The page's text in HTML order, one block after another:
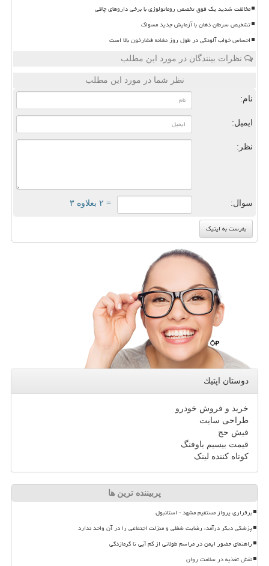
مخالفت شدید یک فوق تخصص روماتولوژی با برخی داروهای چاقی
تشخیص سرطان دهان با آزمایش جدید مسواک
احساس خواب آلودگی در طول روز نشانه فشارخون بالا است
نظرات بینندگان در مورد این مطلب
نظر شما در مورد این مطلب
نام:
ایمیل:
نظر:
سوال: = ۲ بعلاوه ۳
دوستان اپتیك
خرید و فروش خودرو
طراحی سایت
فیش حج
قیمت بیسیم باوفنگ
کوتاه کننده لینک
پربیننده ترین ها
برقراری پرواز مستقیم مشهد - استانبول
پزشکی دیگر درآمد، رضایت شغلی و منزلت اجتماعی را در آن واحد ندارد
راهنمای حضور ایمن در مراسم طولانی از کم آبی تا گرمازدگی
نقش تغذیه در سلامت روان